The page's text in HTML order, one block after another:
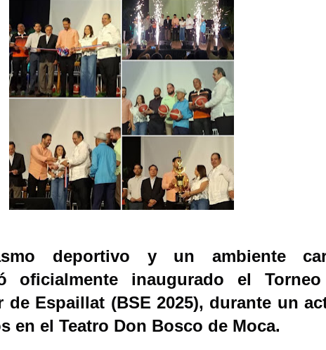
deportivo y un ambiente
oficialmente inaugurado el
de Espaillat (BSE 2025), durante un
en el Teatro Don Bosco de Moca.